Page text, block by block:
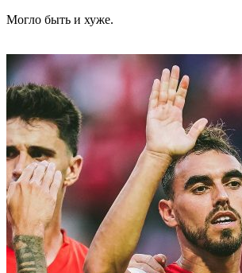
Могло быть и хуже.